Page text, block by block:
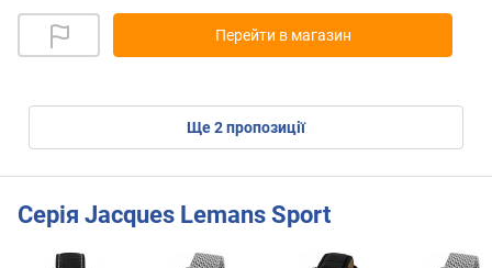
Перейти в магазин
ще2пропозиції
Серія Jacques Lemans Sport